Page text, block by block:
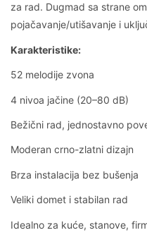
za rad. Dugmad sa strane
pojačavanje/utišavanje i
Karakteristike:
52 melodije zvona
4 nivoa jačine (20–80 dB)
Bežični rad, jednostavno
Moderan crno-zlatni dizajn
Brza instalacija bez bušenja
Veliki domet i stabilan rad
Idealno za kuće, stanove,